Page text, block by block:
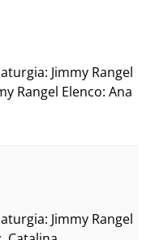
Jimmy Rangel
Rangel Elenco: Ana
Jimmy Rangel